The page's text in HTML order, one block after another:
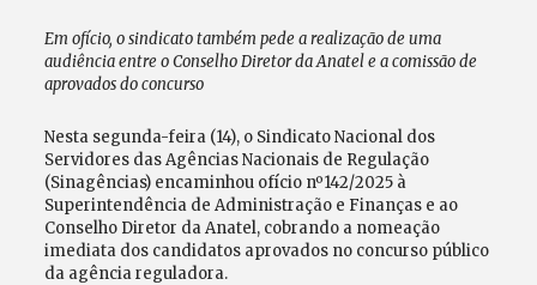
Em ofício, o sindicato também pede a realização de uma
audiência entre o Conselho Diretor da Anatel e a comissão de
aprovados do concurso
Nesta segunda-feira (14), o Sindicato Nacional dos
Servidores das Agências Nacionais de Regulação
(Sinagências) encaminhou ofício nº142/2025 à
Superintendência de Administração e Finanças e ao
Conselho Diretor da Anatel, cobrando a nomeação
imediata dos candidatos aprovados no concurso público
da agência reguladora.